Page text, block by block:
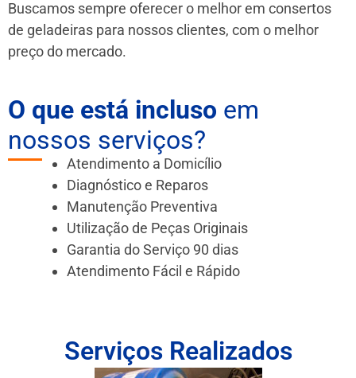
Buscamos sempre oferecer o melhor em consertos
de geladeiras para nossos clientes, com o melhor
preço do mercado.
O que está incluso em
nossos serviços?
Atendimento a Domicílio
Diagnóstico e Reparos
Manutenção Preventiva
Utilização de Peças Originais
Garantia do Serviço 90 dias
Atendimento Fácil e Rápido
Serviços Realizados